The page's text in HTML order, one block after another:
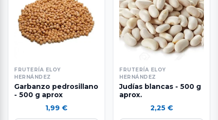
FRUTERÍA ELOY
HERNÁNDEZ
Garbanzo pedrosillano
- 500 g aprox
1,99 €
FRUTERÍA ELOY
HERNÁNDEZ
Judías blancas - 500 g
aprox.
2,25 €